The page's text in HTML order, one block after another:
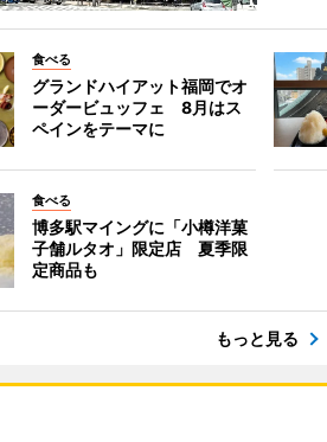
食べる
グランドハイアット福岡でオ
ーダービュッフェ 8月はス
ペインをテーマに
食べる
博多駅マイングに「小樽洋菓
子舗ルタオ」限定店 夏季限
定商品も
もっと見る